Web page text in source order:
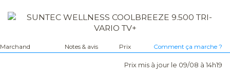
Marchand Notes & avis Prix Comment ça marche ?
Prix mis à jour le 09/08 à 14h19